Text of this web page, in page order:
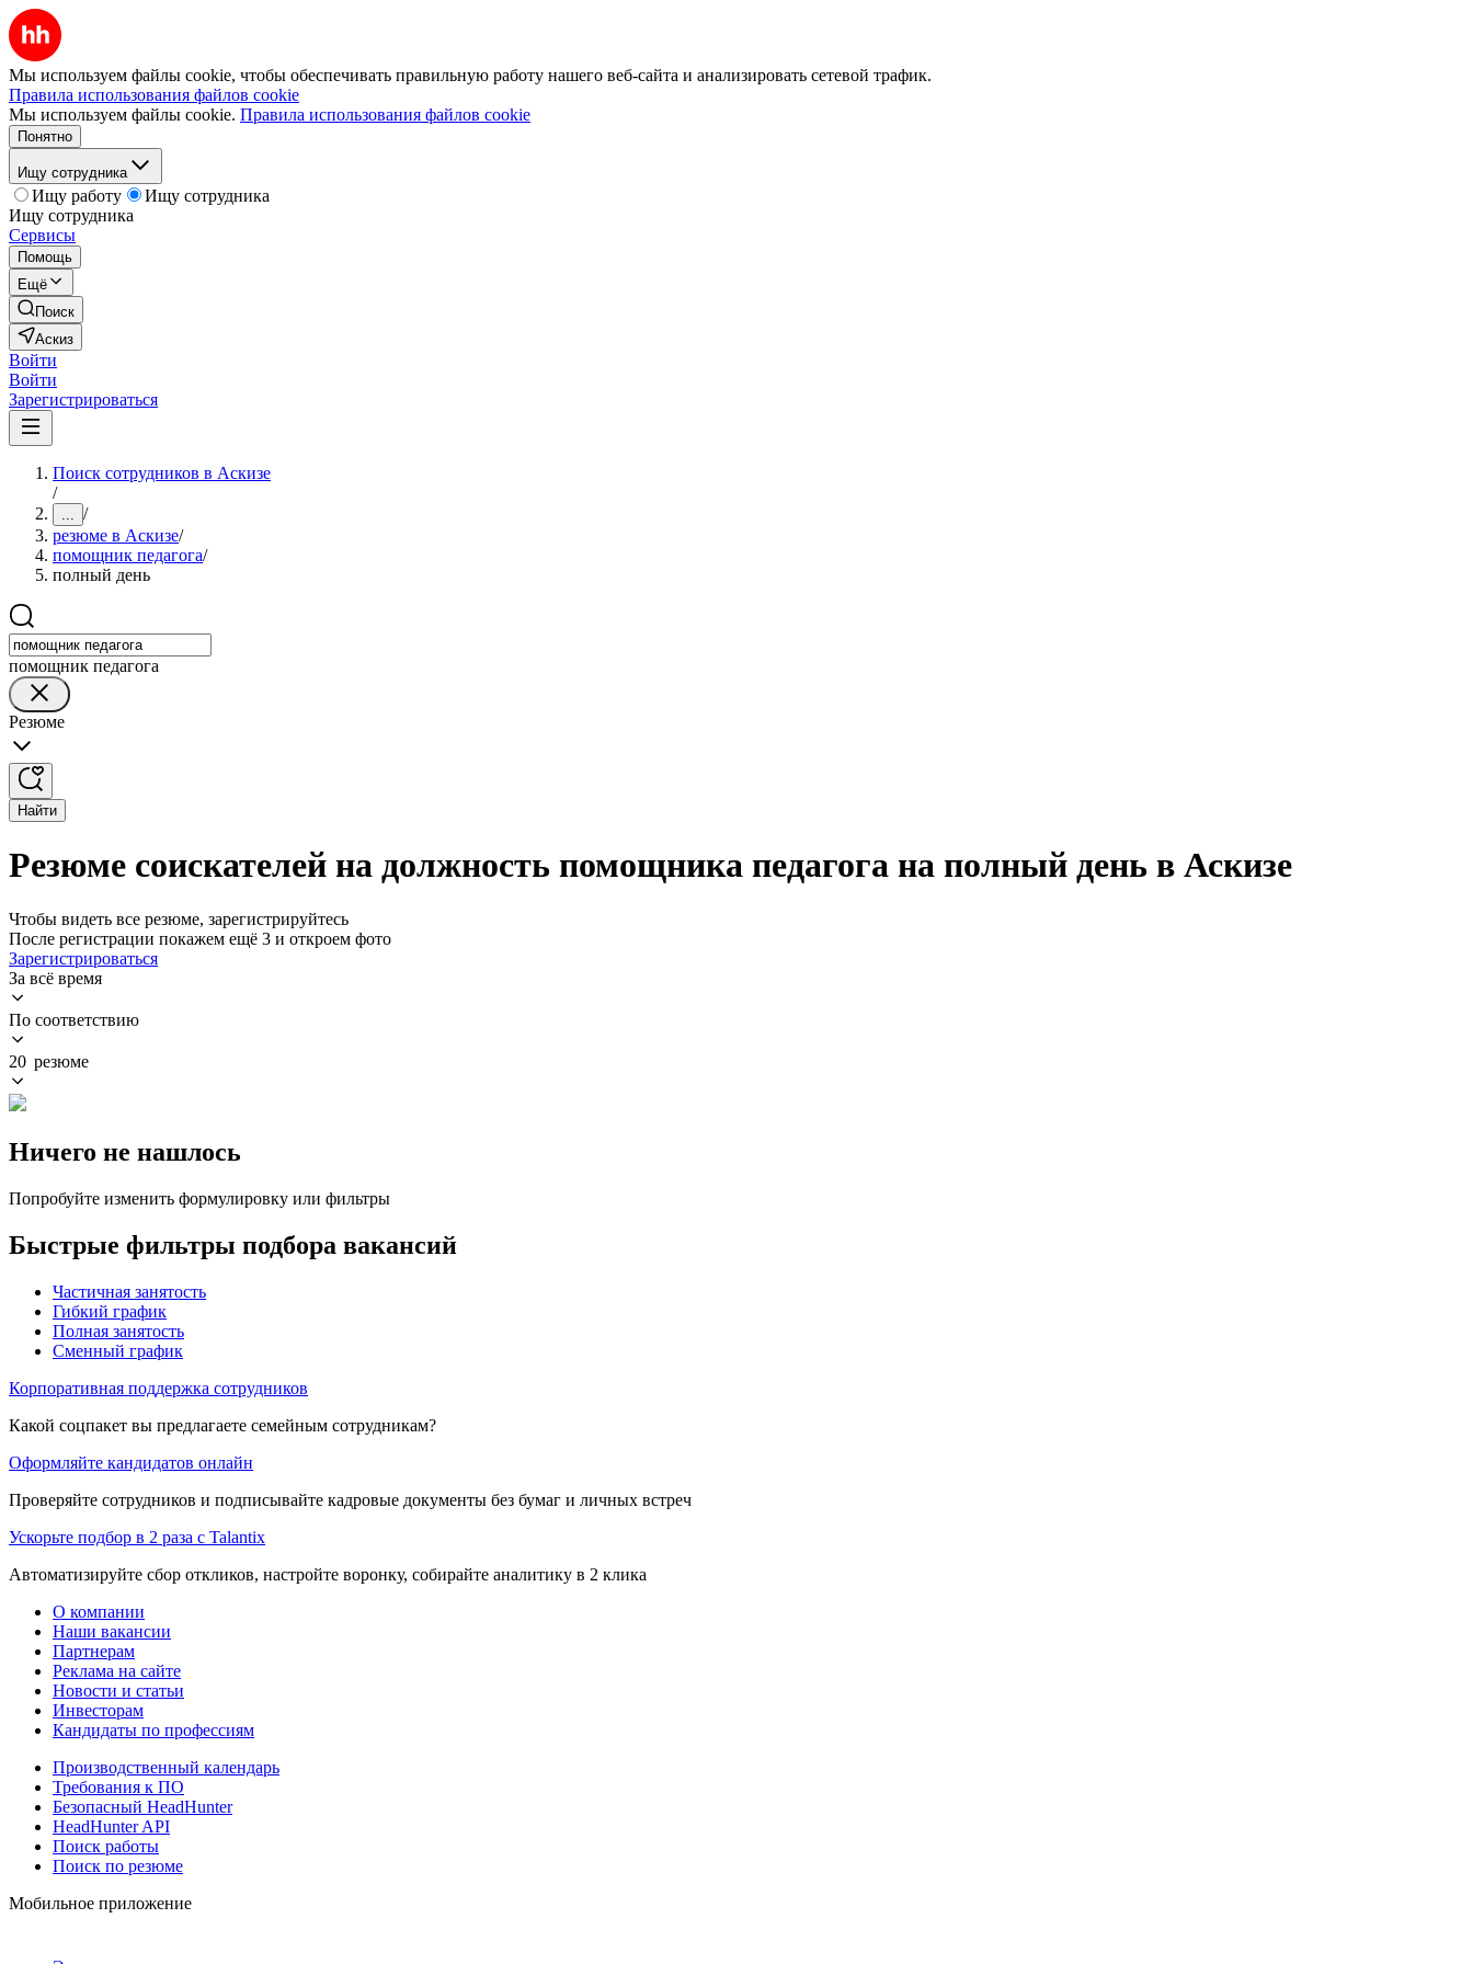
Мы используем файлы cookie, чтобы обеспечивать правильную работу нашего веб-сайта и анализировать сетевой трафик.
Правила использования файлов cookie
Мы используем файлы cookie. Правила использования файлов cookie
Понятно
Ищу сотрудника
Ищу работу
Ищу сотрудника
Ищу сотрудника
Сервисы
Помощь
Ещё
Поиск
Аскиз
Войти
Войти
Зарегистрироваться
Поиск сотрудников в Аскизе
/
... /
резюме в Аскизе/
помощник педагога/
полный день
помощник педагога
Резюме
Найти
Резюме соискателей на должность помощника педагога на полный день в Аскизе
Чтобы видеть все резюме, зарегистрируйтесь
После регистрации покажем ещё 3 и откроем фото
Зарегистрироваться
За всё время
По соответствию
20 резюме
Ничего не нашлось
Попробуйте изменить формулировку или фильтры
Быстрые фильтры подбора вакансий
Частичная занятость
Гибкий график
Полная занятость
Сменный график
Корпоративная поддержка сотрудников
Какой соцпакет вы предлагаете семейным сотрудникам?
Оформляйте кандидатов онлайн
Проверяйте сотрудников и подписывайте кадровые документы без бумаг и личных встреч
Ускорьте подбор в 2 раза с Talantix
Автоматизируйте сбор откликов, настройте воронку, собирайте аналитику в 2 клика
О компании
Наши вакансии
Партнерам
Реклама на сайте
Новости и статьи
Инвесторам
Кандидаты по профессиям
Производственный календарь
Требования к ПО
Безопасный HeadHunter
HeadHunter API
Поиск работы
Поиск по резюме
Мобильное приложение